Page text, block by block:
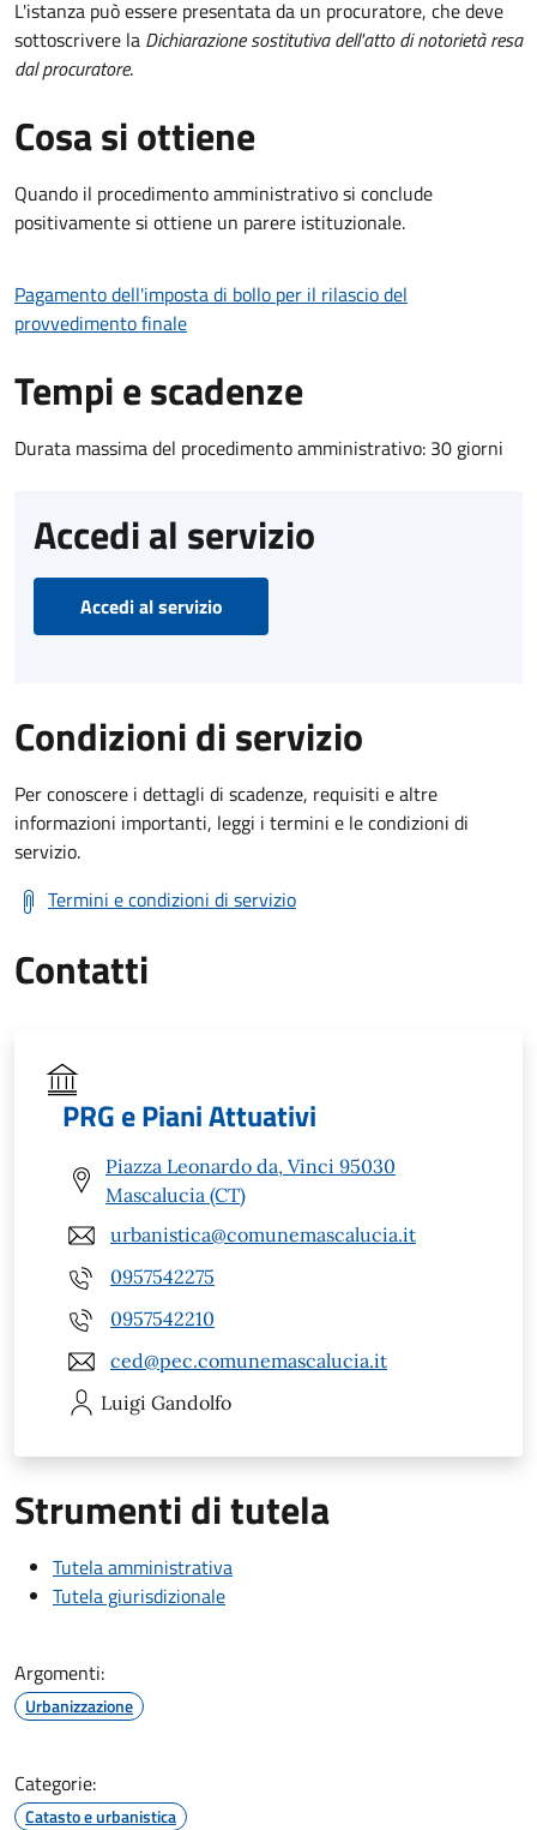
L'istanza può essere presentata da un procuratore, che deve
sottoscrivere la Dichiarazione sostitutiva dell'atto di notorietà resa
dal procuratore.
Cosa si ottiene
Quando il procedimento amministrativo si conclude
positivamente si ottiene un parere istituzionale.
Pagamento dell'imposta di bollo per il rilascio del
provvedimento finale
Tempi e scadenze
Durata massima del procedimento amministrativo: 30 giorni
Accedi al servizio
Accedi al servizio
Condizioni di servizio
Per conoscere i dettagli di scadenze, requisiti e altre
informazioni importanti, leggi i termini e le condizioni di
servizio.
Termini e condizioni di servizio
Contatti
PRG e Piani Attuativi
Piazza Leonardo da, Vinci 95030
Mascalucia (CT)
urbanistica@comunemascalucia.it
0957542275
0957542210
ced@pec.comunemascalucia.it
Luigi Gandolfo
Strumenti di tutela
Tutela amministrativa
Tutela giurisdizionale
Argomenti:
Urbanizzazione
Categorie:
Catasto e urbanistica